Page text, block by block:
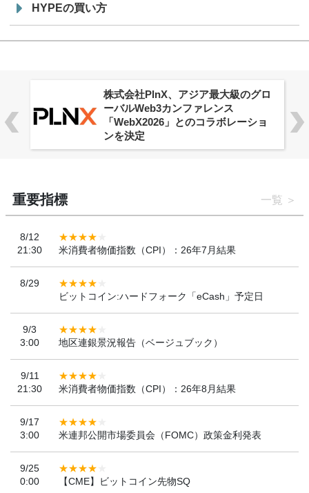
HYPEの買い方
株式会社PlnX、アジア最大級のグロ
ーバルWeb3カンファレンス
「WebX2026」とのコラボレーショ
ンを決定
重要指標 一覧
8/12
21:30
米消費者物価指数（CPI）：26年7月結果
8/29
ビットコイン:ハードフォーク「eCash」予定日
9/3
3:00
地区連銀景況報告（ベージュブック）
9/11
21:30
米消費者物価指数（CPI）：26年8月結果
9/17
3:00
米連邦公開市場委員会（FOMC）政策金利発表
9/25
0:00
【CME】ビットコイン先物SQ